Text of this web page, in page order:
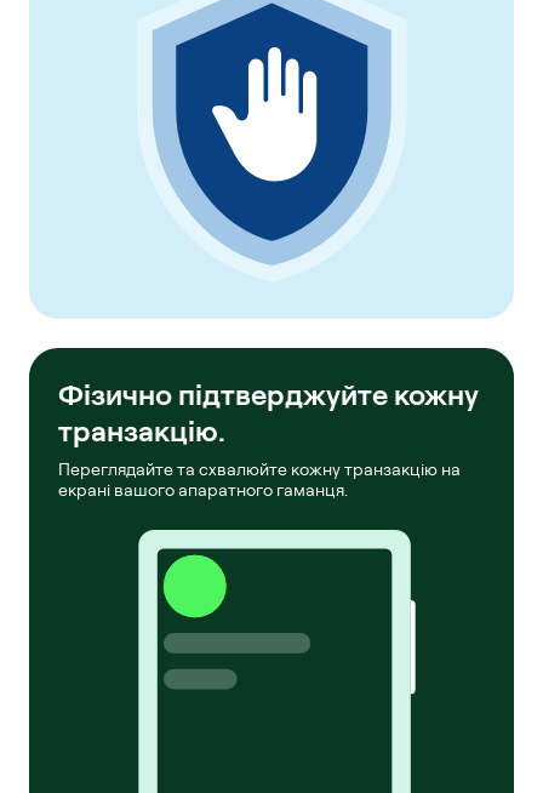
Фізично підтверджуйте кожну
транзакцію.
Переглядайте та схвалюйте кожну транзакцію на
екрані вашого апаратного гаманця.